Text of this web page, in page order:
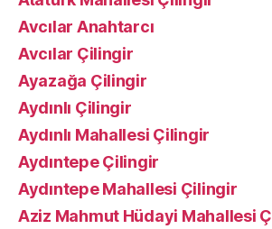
Avcılar Anahtarcı
Avcılar Çilingir
Ayazağa Çilingir
Aydınlı Çilingir
Aydınlı Mahallesi Çilingir
Aydıntepe Çilingir
Aydıntepe Mahallesi Çilingir
Aziz Mahmut Hüdayi Mahallesi